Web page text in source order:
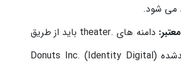
می شود.
دامنه های .theater باید از طریق
رجیسترارهای تاییدشده Donuts Inc. (Identity Digital)